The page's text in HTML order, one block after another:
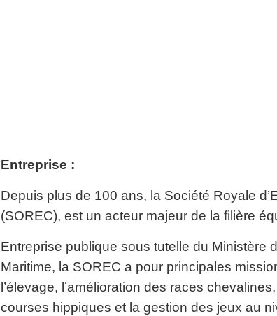
Entreprise :
Depuis plus de 100 ans, la Société Royale
(SOREC), est un acteur majeur de la filière
Entreprise publique sous tutelle du Ministère
Maritime, la SOREC a pour principales
l’élevage, l’amélioration des races
courses hippiques et la gestion des jeux au